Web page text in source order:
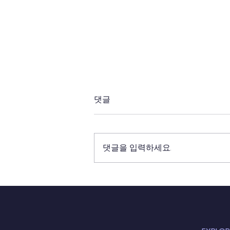
2014년 10월 17일
댓글
댓글을 입력하세요.